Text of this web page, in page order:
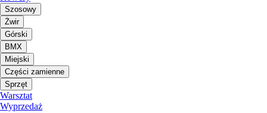
Szosowy
Żwir
Górski
BMX
Miejski
Części zamienne
Sprzęt
Warsztat
Wyprzedaż